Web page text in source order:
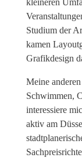
kleineren
Studium der
kamen
Grafikdesign
Meine
Schwimmen,
interessiere
aktiv am